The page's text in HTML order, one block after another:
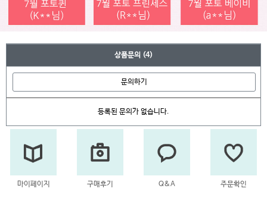
상품문의 (4)
문의하기
등록된 문의가 없습니다.
마이페이지 구매후기 Q&A 주문확인